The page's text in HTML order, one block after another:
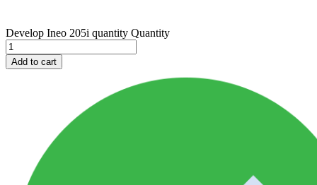
Develop Ineo 205i quantity Quantity
Add to cart